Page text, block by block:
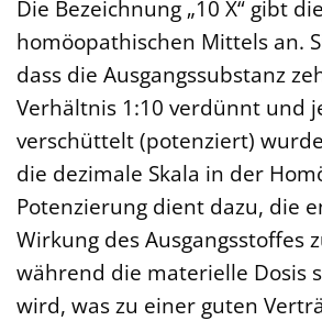
Die Bezeichnung „10 X“ gibt
homöopathischen Mittels an.
dass die Ausgangssubstanz
Verhältnis 1:10 verdünnt und
verschüttelt (potenziert)
die dezimale Skala in der
Potenzierung dient dazu, die
Wirkung des Ausgangsstoffes
während die materielle Dosis
wird, was zu einer guten